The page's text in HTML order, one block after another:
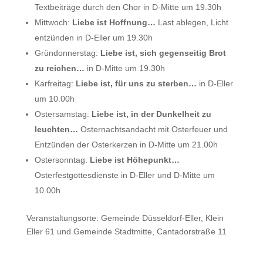
Textbeiträge durch den Chor in D-Mitte um 19.30h
Mittwoch: Liebe ist Hoffnung… Last ablegen, Licht
entzünden in D-Eller um 19.30h
Gründonnerstag: Liebe ist, sich gegenseitig Brot
zu reichen… in D-Mitte um 19.30h
Karfreitag: Liebe ist, für uns zu sterben… in D-Eller
um 10.00h
Ostersamstag: Liebe ist, in der Dunkelheit zu
leuchten… Osternachtsandacht mit Osterfeuer und
Entzünden der Osterkerzen in D-Mitte um 21.00h
Ostersonntag: Liebe ist Höhepunkt…
Osterfestgottesdienste in D-Eller und D-Mitte um
10.00h
Veranstaltungsorte: Gemeinde Düsseldorf-Eller, Klein
Eller 61 und Gemeinde Stadtmitte, Cantadorstraße 11